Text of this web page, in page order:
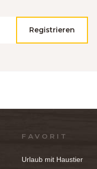
Registrieren
FAVORIT
Urlaub mit Haustier